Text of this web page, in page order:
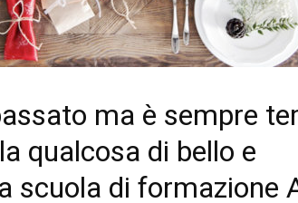
ma è sempre
qualcosa di bello e
scuola di formazione